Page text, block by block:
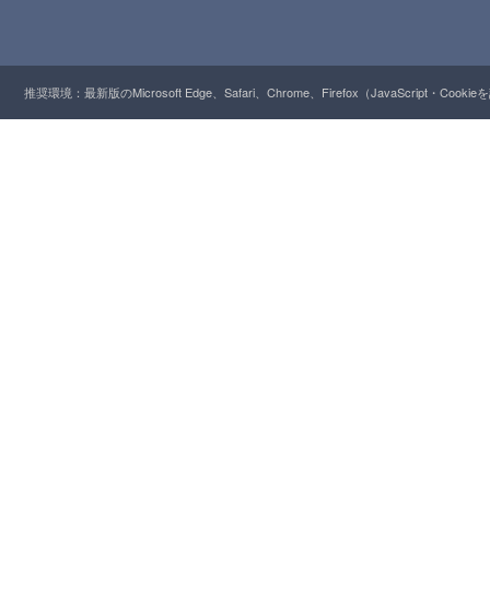
推奨環境：最新版のMicrosoft Edge、Safari、Chrome、Firefox（JavaScript・Cookie